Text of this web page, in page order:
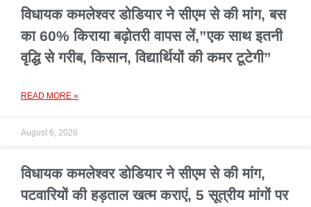
विधायक कमलेश्वर डोडियार ने सीएम से की मांग, बस
का 60% किराया बढ़ोतरी वापस लें,”एक साथ इतनी
वृद्धि से गरीब, किसान, विद्यार्थियों की कमर टूटेगी”
READ MORE »
August 6, 2026
विधायक कमलेश्वर डोडियार ने सीएम से की मांग,
पटवारियों की हड़ताल खत्म कराएं, 5 सूत्रीय मांगों पर